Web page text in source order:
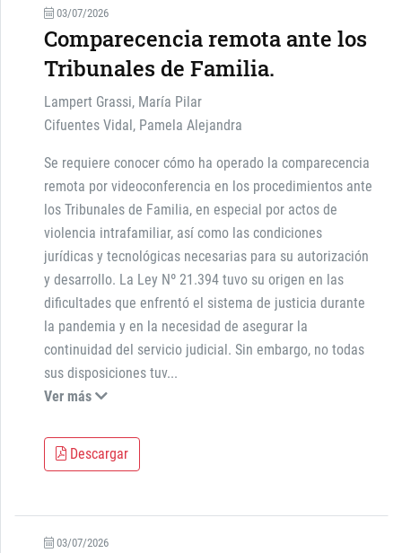
03/07/2026
Comparecencia remota ante los
Tribunales de Familia.
Lampert Grassi, María Pilar
Cifuentes Vidal, Pamela Alejandra
Se requiere conocer cómo ha operado la comparecencia
remota por videoconferencia en los procedimientos ante
los Tribunales de Familia, en especial por actos de
violencia intrafamiliar, así como las condiciones
jurídicas y tecnológicas necesarias para su autorización
y desarrollo. La Ley Nº 21.394 tuvo su origen en las
dificultades que enfrentó el sistema de justicia durante
la pandemia y en la necesidad de asegurar la
continuidad del servicio judicial. Sin embargo, no todas
sus disposiciones tuv...
Ver más
Descargar
03/07/2026